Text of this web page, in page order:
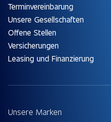
Terminvereinbarung
Unsere Gesellschaften
Offene Stellen
Versicherungen
Leasing und Finanzierung
Unsere Marken